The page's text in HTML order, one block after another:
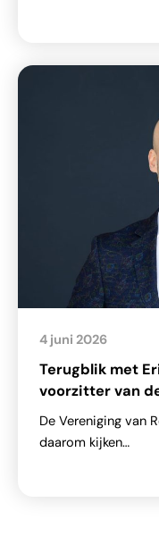
Terugblik met
voorzitter van
4 juni 2026
De Vereniging van
daarom kijken…